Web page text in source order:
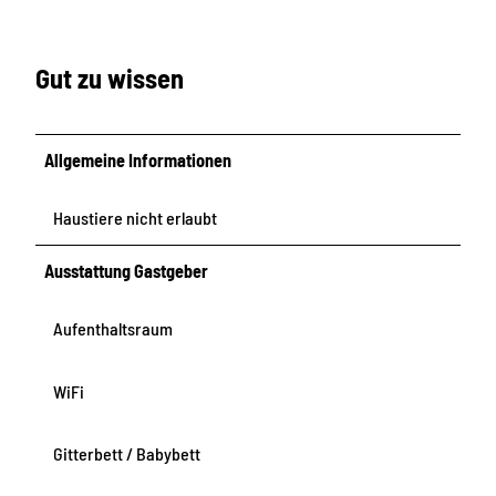
Gut zu wissen
Allgemeine Informationen
Haustiere nicht erlaubt
Ausstattung Gastgeber
Aufenthaltsraum
WiFi
Gitterbett / Babybett